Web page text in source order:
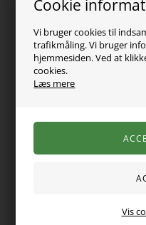
Cookie
Vi bruger cookies til
trafikmåling. Vi bruger
hjemmesiden. Ved at
cookies.
Læs mere
Vis
69,00DKK
Super søde baby bukser
og elastikkant ved